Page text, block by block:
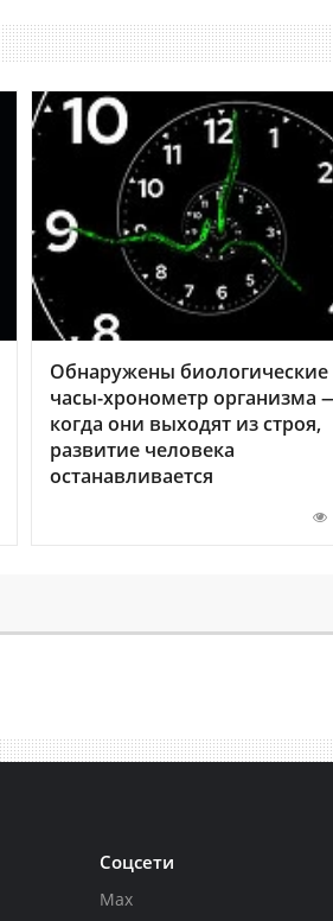
Обнаружены биологические
часы-хронометр организма
когда они выходят из строя,
развитие человека
останавливается
Соцсети
Max